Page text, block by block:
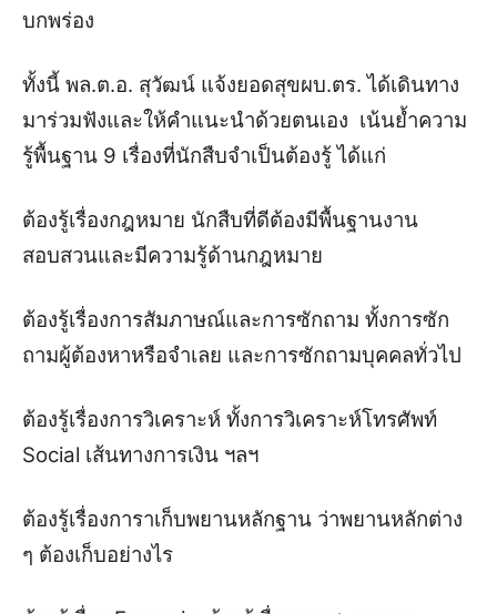
บกพร่อง
ทั้งนี้ พล.ต.อ. สุวัฒน์ แจ้งยอดสุขผบ.ตร. ได้เดินทาง
มาร่วมฟังและให้คำแนะนำด้วยตนเอง เน้นย้ำความ
รู้พื้นฐาน 9 เรื่องที่นักสืบจำเป็นต้องรู้ ได้แก่
ต้องรู้เรื่องกฎหมาย นักสืบที่ดีต้องมีพื้นฐานงาน
สอบสวนและมีความรู้ด้านกฎหมาย
ต้องรู้เรื่องการสัมภาษณ์และการซักถาม ทั้งการซัก
ถามผู้ต้องหาหรือจำเลย และการซักถามบุคคลทั่วไป
ต้องรู้เรื่องการวิเคราะห์ ทั้งการวิเคราะห์โทรศัพท์
Social เส้นทางการเงิน ฯลฯ
ต้องรู้เรื่องการาเก็บพยานหลักฐาน ว่าพยานหลักต่าง
ๆ ต้องเก็บอย่างไร